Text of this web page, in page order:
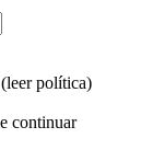
(leer política)
continuar